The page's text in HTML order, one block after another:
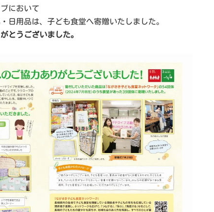
において
日用品は、子ども食堂へ寄贈いたしました。
とうございました。